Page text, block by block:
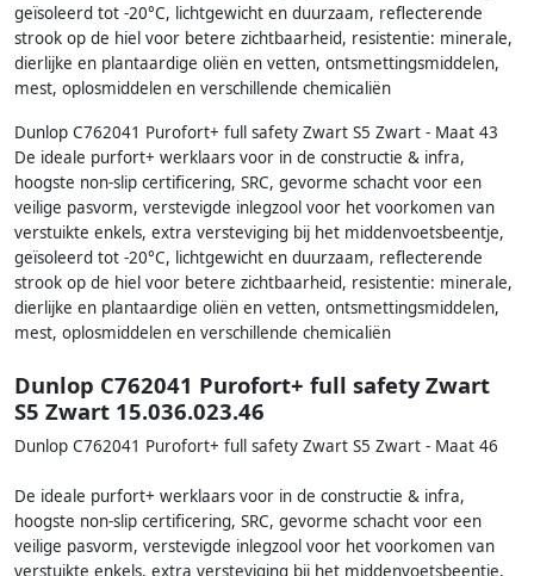
geïsoleerd tot -20°C, lichtgewicht en duurzaam, reflecterende
strook op de hiel voor betere zichtbaarheid, resistentie: minerale,
dierlijke en plantaardige oliën en vetten, ontsmettingsmiddelen,
mest, oplosmiddelen en verschillende chemicaliën
Dunlop C762041 Purofort+ full safety Zwart S5 Zwart - Maat 43
De ideale purfort+ werklaars voor in de constructie & infra,
hoogste non-slip certificering, SRC, gevorme schacht voor een
veilige pasvorm, verstevigde inlegzool voor het voorkomen van
verstuikte enkels, extra versteviging bij het middenvoetsbeentje,
geïsoleerd tot -20°C, lichtgewicht en duurzaam, reflecterende
strook op de hiel voor betere zichtbaarheid, resistentie: minerale,
dierlijke en plantaardige oliën en vetten, ontsmettingsmiddelen,
mest, oplosmiddelen en verschillende chemicaliën
Dunlop C762041 Purofort+ full safety Zwart
S5 Zwart 15.036.023.46
Dunlop C762041 Purofort+ full safety Zwart S5 Zwart - Maat 46
De ideale purfort+ werklaars voor in de constructie & infra,
hoogste non-slip certificering, SRC, gevorme schacht voor een
veilige pasvorm, verstevigde inlegzool voor het voorkomen van
verstuikte enkels, extra versteviging bij het middenvoetsbeentje,